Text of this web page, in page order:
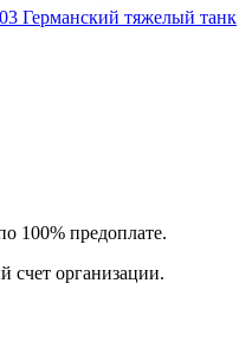
Германский тяжелый танк
100% предоплате.
счет организации.